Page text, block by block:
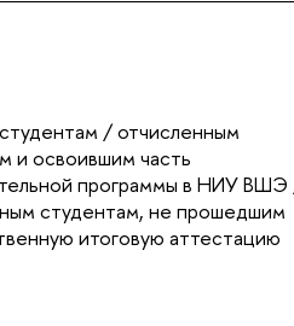
/ отчисленным
и освоившим часть
программы в НИУ
студентам, не прошедшим
итоговую аттестацию